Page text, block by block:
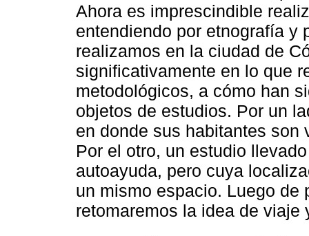
Ahora es imprescindible
entendiendo por etnografía y
realizamos en la ciudad de
significativamente en lo que
metodológicos, a cómo han
objetos de estudios. Por un
en donde sus habitantes
Por el otro, un estudio
autoayuda, pero cuya
un mismo espacio. Luego de
retomaremos la idea de